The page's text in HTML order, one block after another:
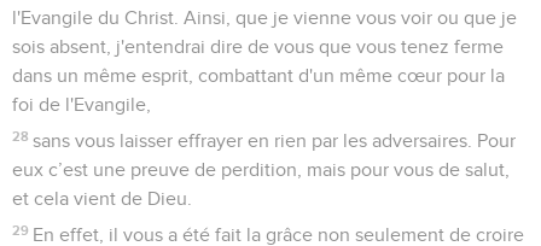
l'Evangile du Christ. Ainsi, que je vienne vous voir ou que je
sois absent, j'entendrai dire de vous que vous tenez ferme
dans un même esprit, combattant d'un même cœur pour la
foi de l'Evangile,
28 sans vous laisser effrayer en rien par les adversaires. Pour
eux c’est une preuve de perdition, mais pour vous de salut,
et cela vient de Dieu.
29 En effet, il vous a été fait la grâce non seulement de croire